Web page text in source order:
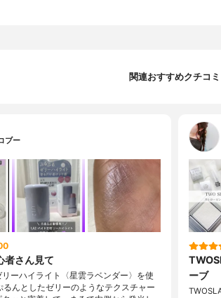
関連おすすめクチコミ
ブー
者さん見て
ーハイライト〈星雲ラベンダー〉を使
るんとしたゼリーのようなテクスチャー
ーブ